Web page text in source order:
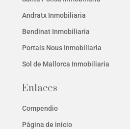
Andratx Inmobiliaria
Bendinat Inmobiliaria
Portals Nous Inmobiliaria
Sol de Mallorca Inmobiliaria
Enlaces
Compendio
Página de inicio